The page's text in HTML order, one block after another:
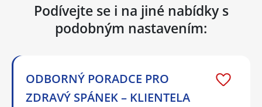
Podívejte se i na jiné nabídky s
podobným nastavením:
ODBORNÝ PORADCE PRO
ZDRAVÝ SPÁNEK – KLIENTELA